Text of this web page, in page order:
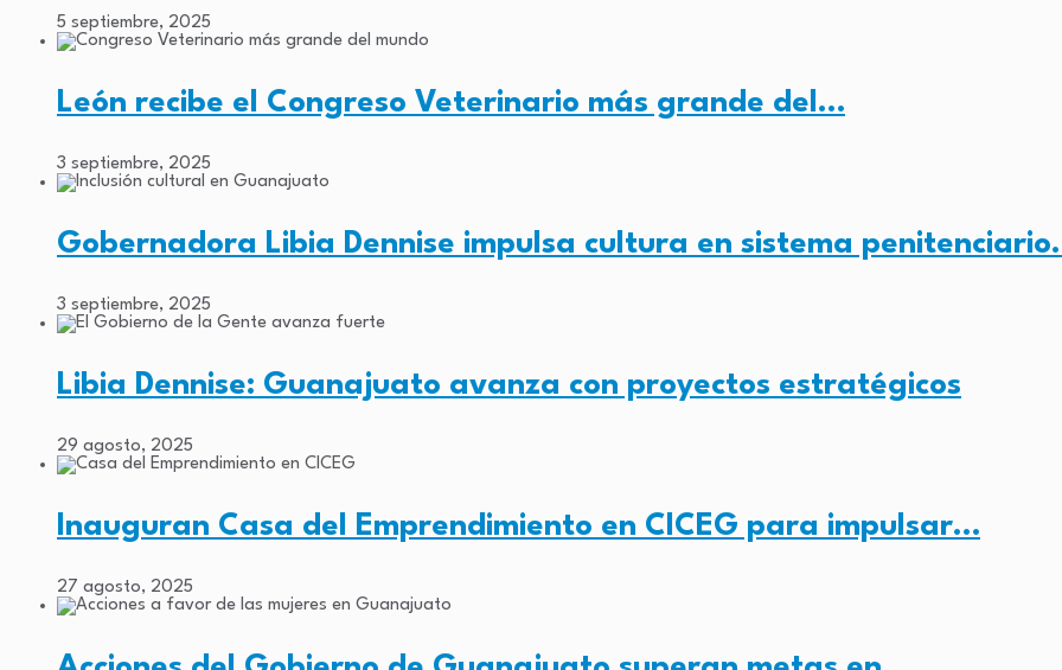
5 septiembre, 2025
León recibe el Congreso Veterinario más grande del…
3 septiembre, 2025
Gobernadora Libia Dennise impulsa cultura en sistema
3 septiembre, 2025
Libia Dennise: Guanajuato avanza con proyectos estratégicos
29 agosto, 2025
Inauguran Casa del Emprendimiento en CICEG para impulsar…
27 agosto, 2025